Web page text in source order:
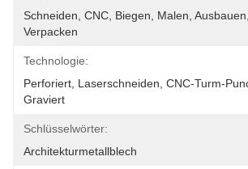
Schneiden, CNC, Biegen, Malen,
Verpacken
Technologie:
Perforiert, Laserschneiden, CNC-Turm-
Graviert
Schlüsselwörter:
Architekturmetallblech